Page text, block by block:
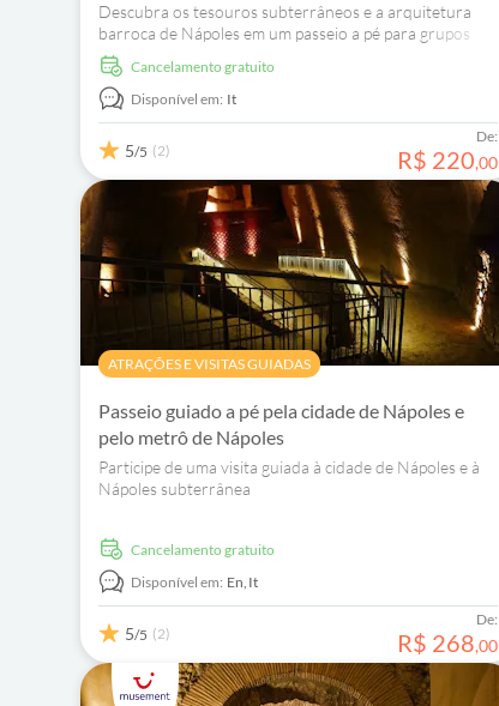
Descubra os tesouros subterrâneos e a arquitetura
barroca de Nápoles em um passeio a pé para grupos
pequenos. Reserve agora para uma viagem fascinante
pelos costumes locais!
Cancelamento gratuito
Disponível em: It
5/5 (2)
De:
R$ 220,00
ATRAÇÕES E VISITAS GUIADAS
Passeio guiado a pé pela cidade de Nápoles e
pelo metrô de Nápoles
Participe de uma visita guiada à cidade de Nápoles e à
Nápoles subterrânea
Cancelamento gratuito
Disponível em: En,It
5/5 (2)
De:
R$ 268,00